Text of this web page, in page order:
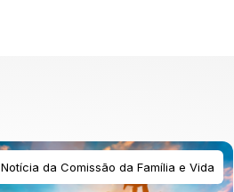
Notícia da Comissão da Família e Vida